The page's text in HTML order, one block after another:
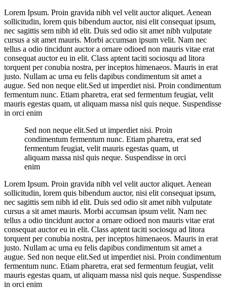
Lorem Ipsum. Proin gravida nibh vel velit auctor aliquet. Aenean
sollicitudin, lorem quis bibendum auctor, nisi elit consequat ipsum,
nec sagittis sem nibh id elit. Duis sed odio sit amet nibh vulputate
cursus a sit amet mauris. Morbi accumsan ipsum velit. Nam nec
tellus a odio tincidunt auctor a ornare odioed non mauris vitae erat
consequat auctor eu in elit. Class aptent taciti sociosqu ad litora
torquent per conubia nostra, per inceptos himenaeos. Mauris in erat
justo. Nullam ac urna eu felis dapibus condimentum sit amet a
augue. Sed non neque elit.Sed ut imperdiet nisi. Proin condimentum
fermentum nunc. Etiam pharetra, erat sed fermentum feugiat, velit
mauris egestas quam, ut aliquam massa nisl quis neque. Suspendisse
in orci enim
Sed non neque elit.Sed ut imperdiet nisi. Proin
condimentum fermentum nunc. Etiam pharetra, erat sed
fermentum feugiat, velit mauris egestas quam, ut
aliquam massa nisl quis neque. Suspendisse in orci
enim
Lorem Ipsum. Proin gravida nibh vel velit auctor aliquet. Aenean
sollicitudin, lorem quis bibendum auctor, nisi elit consequat ipsum,
nec sagittis sem nibh id elit. Duis sed odio sit amet nibh vulputate
cursus a sit amet mauris. Morbi accumsan ipsum velit. Nam nec
tellus a odio tincidunt auctor a ornare odioed non mauris vitae erat
consequat auctor eu in elit. Class aptent taciti sociosqu ad litora
torquent per conubia nostra, per inceptos himenaeos. Mauris in erat
justo. Nullam ac urna eu felis dapibus condimentum sit amet a
augue. Sed non neque elit.Sed ut imperdiet nisi. Proin condimentum
fermentum nunc. Etiam pharetra, erat sed fermentum feugiat, velit
mauris egestas quam, ut aliquam massa nisl quis neque. Suspendisse
in orci enim